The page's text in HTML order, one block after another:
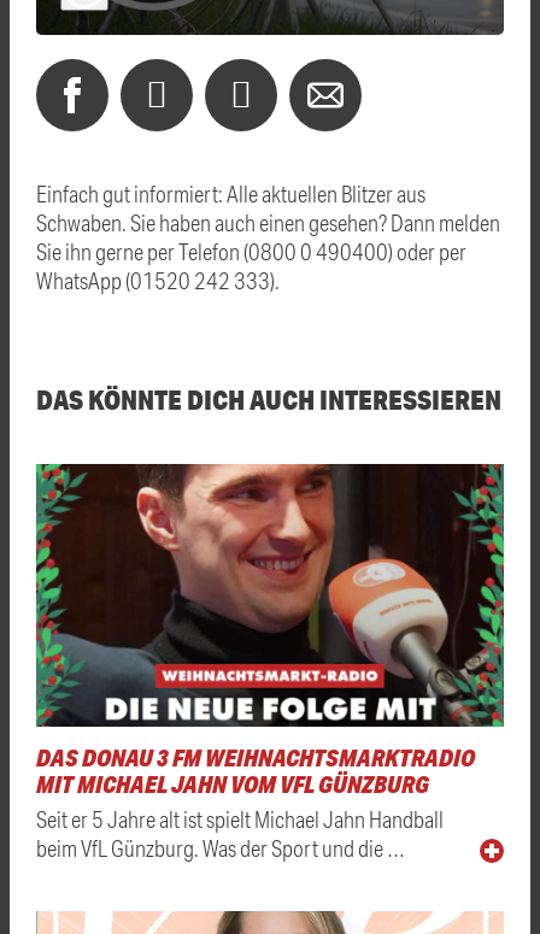
Einfach gut informiert: Alle aktuellen Blitzer aus
Schwaben. Sie haben auch einen gesehen? Dann melden
Sie ihn gerne per Telefon (0800 0 490400) oder per
WhatsApp (01520 242 333).
DAS KÖNNTE DICH AUCH INTERESSIEREN
DAS DONAU 3 FM WEIHNACHTSMARKTRADIO
MIT MICHAEL JAHN VOM VFL GÜNZBURG
Seit er 5 Jahre alt ist spielt Michael Jahn Handball
beim VfL Günzburg. Was der Sport und die …